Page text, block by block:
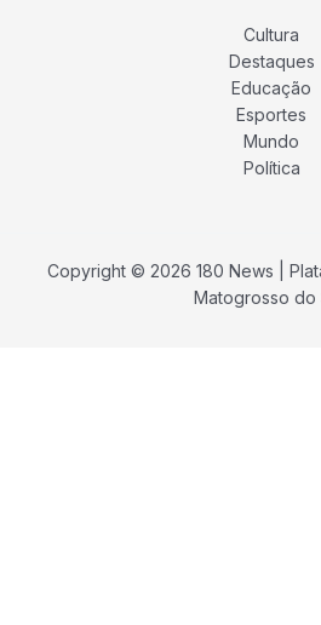
Cultura
Destaques
Educação
Esportes
Mundo
Política
Copyright © 2026 180 News |
Matogrosso do